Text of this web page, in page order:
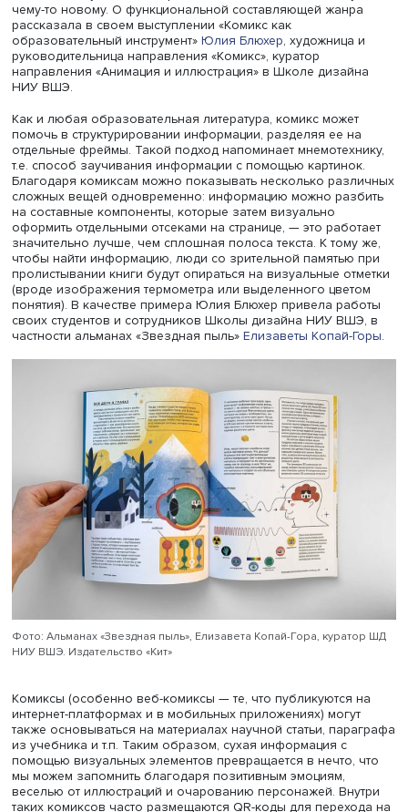
Нет содержимого
Нет содержимого
Нет содержимого
Нет содержимого
Нет содержимого
Комикс vs учебник
Комиксы могут не только развеселить читателя, но и
чему-то новому. О функциональной составляющей
рассказала в своем выступлении «Комикс как
образовательный инструмент»Юлия Блюхер ,
руководительница направления «Комикс», куратор
направления «Анимация и иллюстрация» в Школе
НИУ ВШЭ.
Как и любая образовательная литература, комикс
помочь в структурировании информации, разделяя ее
отдельные фреймы. Такой подход напоминает
Благодаря комиксам можно показывать несколько
сложных вещей одновременно: информацию можно
на составные компоненты, которые затем визуально
оформить отдельными отсеками на странице, — это
значительно лучше, чем сплошная полоса текста. К
чтобы найти информацию, люди со зрительной
пролистывании книги будут опираться на визуальные
(вроде изображения термометра или выделенного
понятия). В качестве примера Юлия Блюхер привела
своих студентов и сотрудников Школы дизайна НИУ
частности альманах «Звездная пыль» Елизаветы